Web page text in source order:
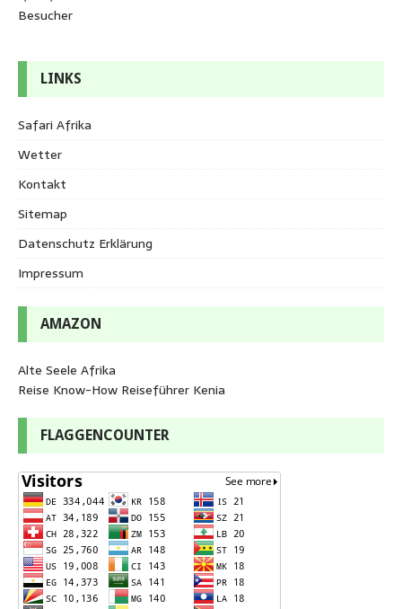
Besucher
LINKS
Safari Afrika
Wetter
Kontakt
Sitemap
Datenschutz Erklärung
Impressum
AMAZON
Alte Seele Afrika
Reise Know-How Reiseführer Kenia
FLAGGENCOUNTER